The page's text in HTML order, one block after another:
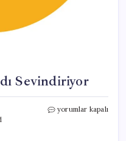
Sevindiriyor
Hatay’da
yorumlar kapalı